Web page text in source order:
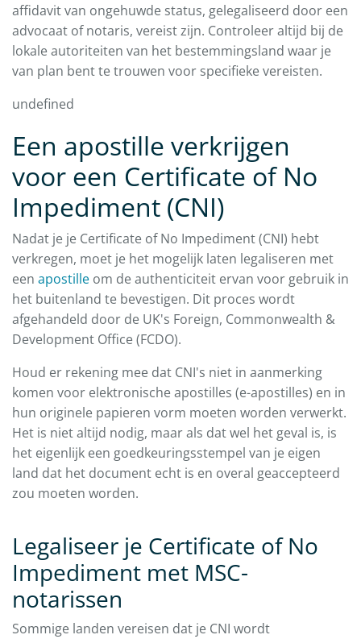
affidavit van ongehuwde status, gelegaliseerd door een
advocaat of notaris, vereist zijn. Controleer altijd bij de
lokale autoriteiten van het bestemmingsland waar je
van plan bent te trouwen voor specifieke vereisten.
undefined
Een apostille verkrijgen
voor een Certificate of No
Impediment (CNI)
Nadat je je Certificate of No Impediment (CNI) hebt
verkregen, moet je het mogelijk laten legaliseren met
een apostille om de authenticiteit ervan voor gebruik in
het buitenland te bevestigen. Dit proces wordt
afgehandeld door de UK's Foreign, Commonwealth &
Development Office (FCDO).
Houd er rekening mee dat CNI's niet in aanmerking
komen voor elektronische apostilles (e-apostilles) en in
hun originele papieren vorm moeten worden verwerkt.
Het is niet altijd nodig, maar als dat wel het geval is, is
het eigenlijk een goedkeuringsstempel van je eigen
land dat het document echt is en overal geaccepteerd
zou moeten worden.
Legaliseer je Certificate of No
Impediment met MSC-
notarissen
Sommige landen vereisen dat je CNI wordt